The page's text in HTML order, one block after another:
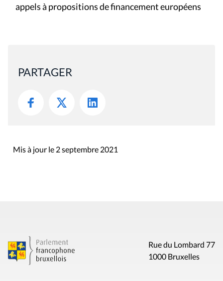
appels à propositions de financement européens
PARTAGER
Mis à jour le 2 septembre 2021
Rue du Lombard 77
1000 Bruxelles